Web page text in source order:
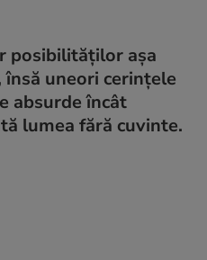
posibilităţilor aşa
însă uneori cerinţele
absurde încât
lumea fără cuvinte.